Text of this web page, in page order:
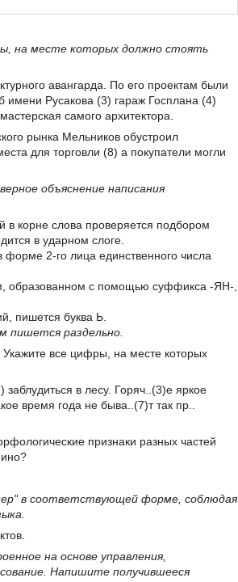
на месте которых должно стоять
авангарда. По его проектам были
Русакова (3) гараж Госплана (4)
самого архитектора.
рынка Мельников обустроил
для торговли (8) а покупатели могли
объяснение написания
в корне слова проверяется подбором
в ударном слоге.
2-го лица единственного числа
образованном с помощью суффикса -ЯН-,
пишется буква Ь.
пишется раздельно.
Укажите все цифры, на месте которых
в лесу. Горяч..(3)е яркое
время года не быва..(7)т так пр..
признаки разных частей
в соответствующей форме, соблюдая
на основе управления,
Напишите получившееся